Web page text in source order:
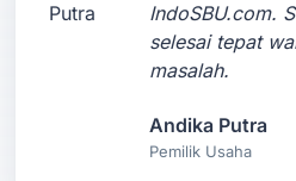
IndoSBU.com.
selesai tepat
masalah.
Andika Putra
Pemilik Usaha